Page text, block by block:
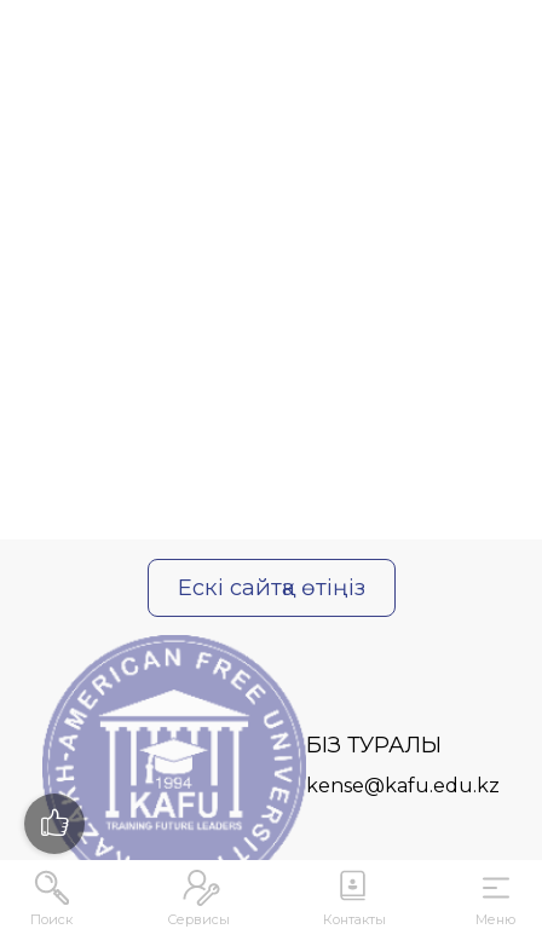
Поиск Сервисы Контакты Меню
Ескі сайтқа өтіңіз
БІЗ ТУРАЛЫ
kense@kafu.edu.kz